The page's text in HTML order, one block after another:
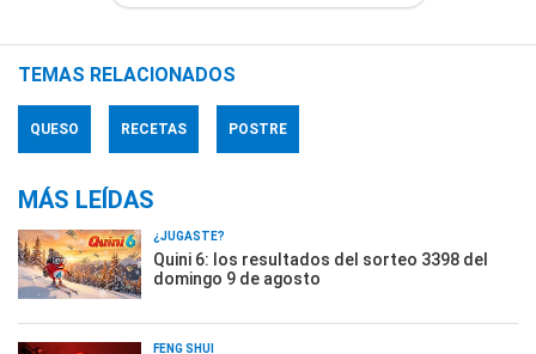
TEMAS RELACIONADOS
QUESO RECETAS POSTRE
MÁS LEÍDAS
¿JUGASTE?
Quini 6: los resultados del sorteo 3398 del
domingo 9 de agosto
FENG SHUI